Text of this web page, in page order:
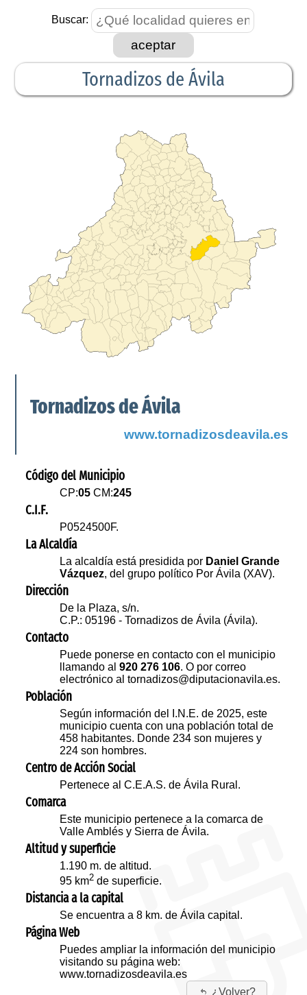
Buscar:
aceptar
Tornadizos de Ávila
Tornadizos de Ávila
www.tornadizosdeavila.es
Código del Municipio
CP:05 CM:245
C.I.F.
P0524500F.
La Alcaldía
La alcaldía está presidida por Daniel Grande
Vázquez, del grupo político Por Ávila (XAV).
Dirección
De la Plaza, s/n.
C.P.: 05196 - Tornadizos de Ávila (Ávila).
Contacto
Puede ponerse en contacto con el municipio
llamando al920 276 106. O por correo
electrónico al tornadizos@diputacionavila.es.
Población
Según información del I.N.E. de 2025, este
municipio cuenta con una población total de
458 habitantes. Donde 234 son mujeres y
224 son hombres.
Centro de Acción Social
Pertenece al C.E.A.S. de Ávila Rural.
Comarca
Este municipio pertenece a la comarca de
Valle Amblés y Sierra de Ávila.
Altitud y superficie
1.190 m. de altitud.
95 km2 de superficie.
Distancia a la capital
Se encuentra a 8 km. de Ávila capital.
Página Web
Puedes ampliar la información del municipio
visitando su página web:
www.tornadizosdeavila.es
¿Volver?